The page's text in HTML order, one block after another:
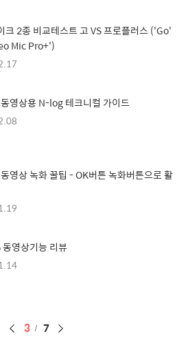
2종 비교테스트 고 VS 프로플러스 ('Go'
Mic Pro+')
영상용 N-log 테크니컬 가이드
영상 녹화 꿀팁 - OK버튼 녹화버튼으로 활
동영상기능 리뷰
페
3 7